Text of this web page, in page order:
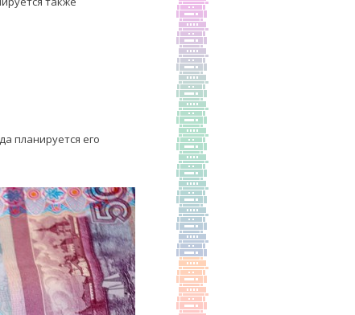
планируется его